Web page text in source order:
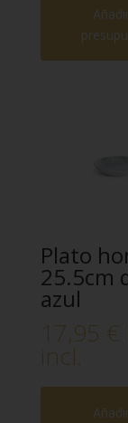
Plato
25.5cm
azul
17,95 €
incl.